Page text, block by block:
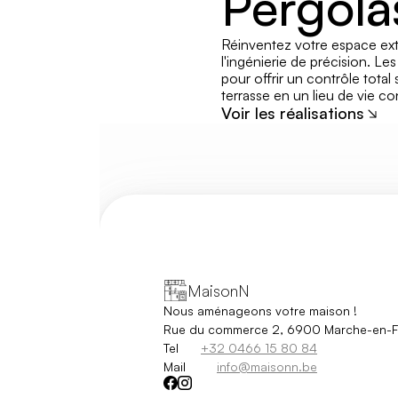
Réinventez votre espace
l'ingénierie de précision.
pour offrir un contrôle total
terrasse en un lieu de vie
Voir les réalisations
MaisonN
Nous aménageons votre maison !
Rue du commerce 2, 6900 Marche-en-
Tel
+32 0466 15 80 84
Mail
info@maisonn.be